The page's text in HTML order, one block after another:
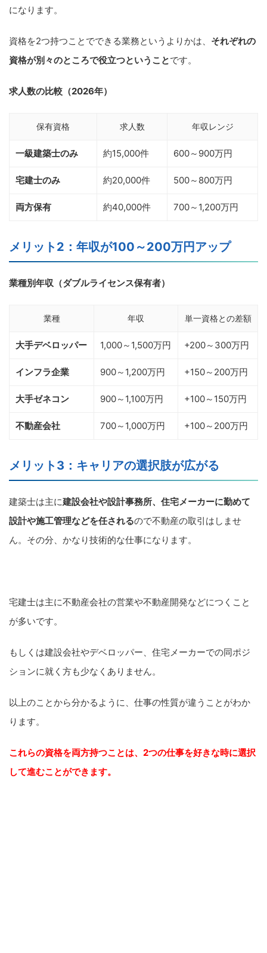
になります。
資格を2つ持つことでできる業務というよりかは、 それぞれの
資格が別々のところで役立つということです。
求人数の比較（2026年）
保有資格 求人数 年収レンジ
一級建築士のみ 約15,000件 600～900万円
宅建士のみ 約20,000件 500～800万円
両方保有 約40,000件 700～1,200万円
メリット2：年収が100～200万円アップ
業種別年収（ダブルライセンス保有者）
業種 年収 単一資格との差額
大手デベロッパー 1,000～1,500万円 +200～300万円
インフラ企業 900～1,200万円 +150～200万円
大手ゼネコン 900～1,100万円 +100～150万円
不動産会社 700～1,000万円 +100～200万円
メリット3：キャリアの選択肢が広がる
建築士は主に建設会社や設計事務所、住宅メーカーに勤めて
設計や施工管理などを任されるので不動産の取引はしませ
ん。その分、かなり技術的な仕事になります。
宅建士は主に不動産会社の営業や不動産開発などにつくこと
が多いです。
もしくは建設会社やデベロッパー、住宅メーカーでの同ポジ
ションに就く方も少なくありません。
以上のことから分かるように、仕事の性質が違うことがわか
ります。
これらの資格を両方持つことは、2つの仕事を好きな時に選択
して進むことができます。